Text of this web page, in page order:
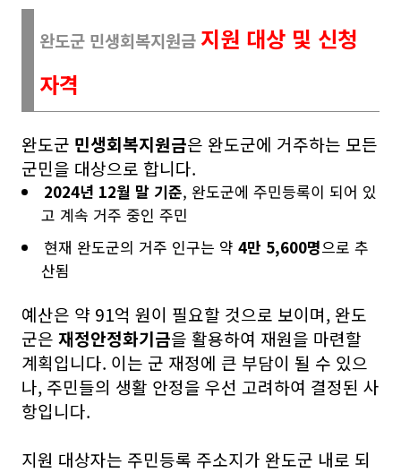
완도군 민생회복지원금 지원 대상 및 신청
자격
완도군 민생회복지원금은 완도군에 거주하는 모든
군민을 대상으로 합니다.
2024년 12월 말 기준, 완도군에 주민등록이 되어 있
고 계속 거주 중인 주민
현재 완도군의 거주 인구는 약 4만 5,600명으로 추
산됨
예산은 약 91억 원이 필요할 것으로 보이며, 완도
군은 재정안정화기금을 활용하여 재원을 마련할
계획입니다. 이는 군 재정에 큰 부담이 될 수 있으
나, 주민들의 생활 안정을 우선 고려하여 결정된 사
항입니다.
지원 대상자는 주민등록 주소지가 완도군 내로 되